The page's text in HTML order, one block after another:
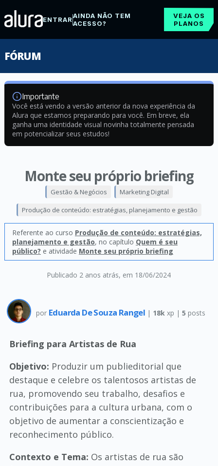
ENTRARAINDA NÃO TEM
ACESSO?
VEJA OS
PLANOS
FÓRUM
Importante
Você está vendo a versão anterior da nova experiência da
Alura que estamos preparando para você. Em breve, ela
ganha uma identidade visual novinha totalmente pensada
em potencializar seus estudos!
Monte seu próprio briefing
Publicado 2 anos atrás, em 18/06/2024
Gestão & Negócios Marketing Digital
Produção de conteúdo: estratégias, planejamento e gestão
Referente ao curso Produção de conteúdo: estratégias,
planejamento e gestão, no capítulo Quem é seu
público? e atividade Monte seu próprio briefing
por Eduarda De Souza Rangel | 18k xp | 5 posts
Briefing para Artistas de Rua
Objetivo: Produzir um publieditorial que
destaque e celebre os talentosos artistas de
rua, promovendo seu trabalho, desafios e
contribuições para a cultura urbana, com o
objetivo de aumentar a conscientização e
reconhecimento público.
Contexto e Tema: Os artistas de rua são